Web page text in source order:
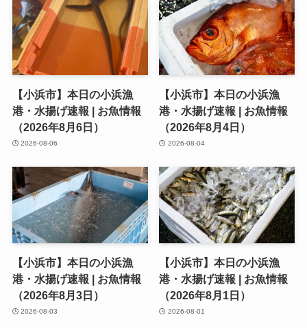
【小浜市】本日の小浜漁
港・水揚げ速報 | お魚情報
（2026年8月6日）
2026-08-06
【小浜市】本日の小浜漁
港・水揚げ速報 | お魚情報
（2026年8月4日）
2026-08-04
【小浜市】本日の小浜漁
港・水揚げ速報 | お魚情報
（2026年8月3日）
2026-08-03
【小浜市】本日の小浜漁
港・水揚げ速報 | お魚情報
（2026年8月1日）
2026-08-01